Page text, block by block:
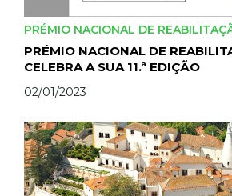
PRÉMIO NACIONAL DE
PRÉMIO NACIONAL DE
CELEBRA A SUA 11.ª EDIÇÃO
02/01/2023